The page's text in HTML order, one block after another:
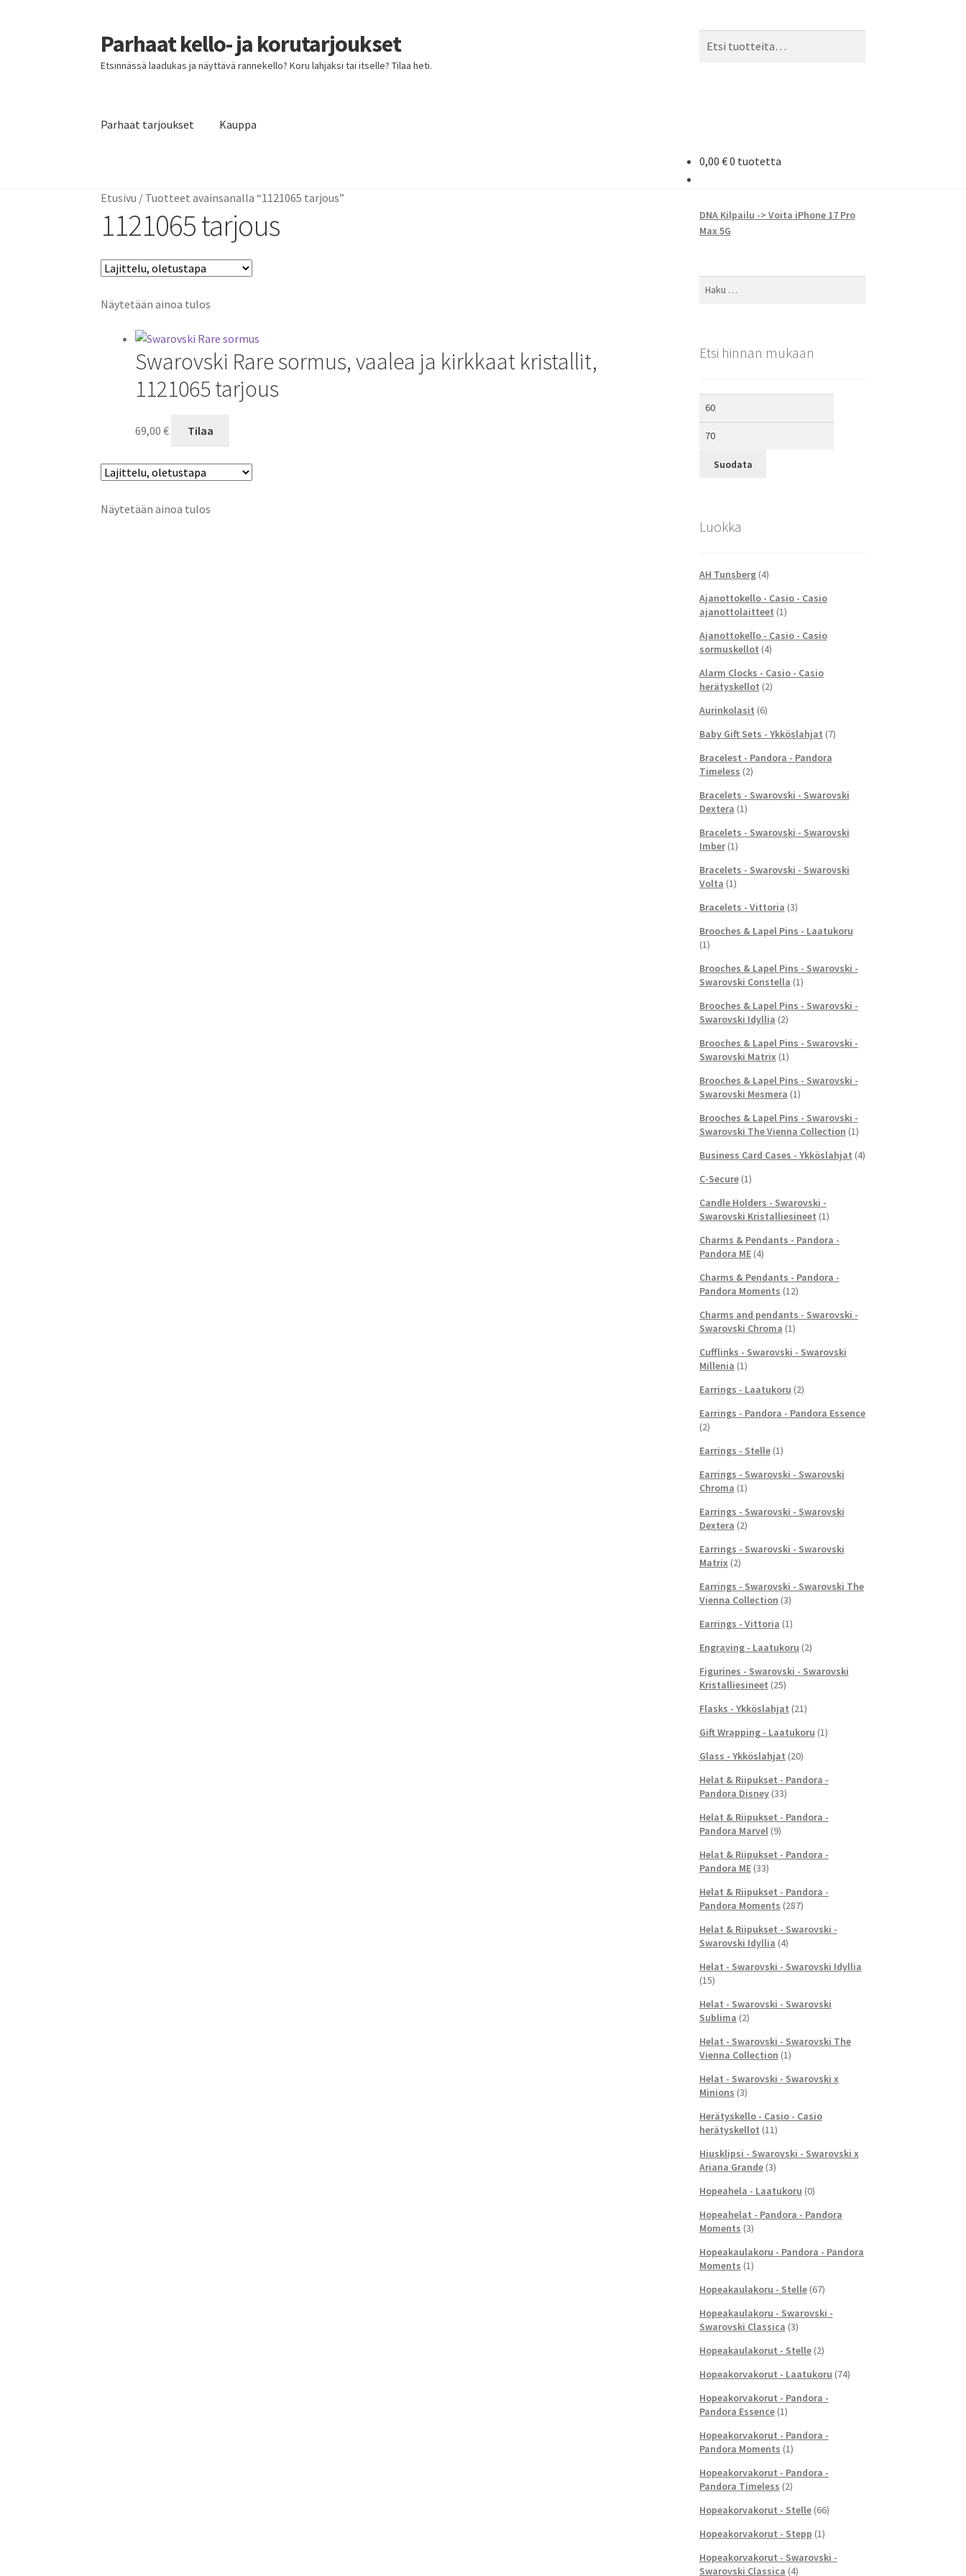
Siirry
navigointiin
Siirry
sisältöön
Parhaat kello- ja korutarjoukset
Etsinnässä laadukas ja näyttävä rannekello? Koru lahjaksi tai itselle? Tilaa heti.
Parhaat tarjoukset Kauppa
0,00 €0 tuotetta
Etusivu / Tuotteet avainsanalla “1121065 tarjous”
1121065 tarjous
Näytetään ainoa tulos
Swarovski Rare sormus, vaalea ja kirkkaat kristallit,
1121065 tarjous
69,00€ Tilaa
Näytetään ainoa tulos
DNA Kilpailu -> Voita iPhone 17 Pro
Max 5G
Haku:
Etsi hinnan mukaan
Suodata
Luokka
AH Tunsberg (4)
Ajanottokello - Casio - Casio
ajanottolaitteet (1)
Ajanottokello - Casio - Casio
sormuskellot (4)
Alarm Clocks - Casio - Casio
herätyskellot (2)
Aurinkolasit (6)
Baby Gift Sets - Ykköslahjat (7)
Bracelest - Pandora - Pandora
Timeless (2)
Bracelets - Swarovski - Swarovski
Dextera (1)
Bracelets - Swarovski - Swarovski
Imber (1)
Bracelets - Swarovski - Swarovski
Volta (1)
Bracelets - Vittoria (3)
Brooches & Lapel Pins - Laatukoru
(1)
Brooches & Lapel Pins - Swarovski -
Swarovski Constella (1)
Brooches & Lapel Pins - Swarovski -
Swarovski Idyllia (2)
Brooches & Lapel Pins - Swarovski -
Swarovski Matrix (1)
Brooches & Lapel Pins - Swarovski -
Swarovski Mesmera (1)
Brooches & Lapel Pins - Swarovski -
Swarovski The Vienna Collection (1)
Business Card Cases - Ykköslahjat (4)
C-Secure (1)
Candle Holders - Swarovski -
Swarovski Kristalliesineet (1)
Charms & Pendants - Pandora -
Pandora ME (4)
Charms & Pendants - Pandora -
Pandora Moments (12)
Charms and pendants - Swarovski -
Swarovski Chroma (1)
Cufflinks - Swarovski - Swarovski
Millenia (1)
Earrings - Laatukoru (2)
Earrings - Pandora - Pandora Essence
(2)
Earrings - Stelle (1)
Earrings - Swarovski - Swarovski
Chroma (1)
Earrings - Swarovski - Swarovski
Dextera (2)
Earrings - Swarovski - Swarovski
Matrix (2)
Earrings - Swarovski - Swarovski The
Vienna Collection (3)
Earrings - Vittoria (1)
Engraving - Laatukoru (2)
Figurines - Swarovski - Swarovski
Kristalliesineet (25)
Flasks - Ykköslahjat (21)
Gift Wrapping - Laatukoru (1)
Glass - Ykköslahjat (20)
Helat & Riipukset - Pandora -
Pandora Disney (33)
Helat & Riipukset - Pandora -
Pandora Marvel (9)
Helat & Riipukset - Pandora -
Pandora ME (33)
Helat & Riipukset - Pandora -
Pandora Moments (287)
Helat & Riipukset - Swarovski -
Swarovski Idyllia (4)
Helat - Swarovski - Swarovski Idyllia
(15)
Helat - Swarovski - Swarovski
Sublima (2)
Helat - Swarovski - Swarovski The
Vienna Collection (1)
Helat - Swarovski - Swarovski x
Minions (3)
Herätyskello - Casio - Casio
herätyskellot (11)
Hiusklipsi - Swarovski - Swarovski x
Ariana Grande (3)
Hopeahela - Laatukoru (0)
Hopeahelat - Pandora - Pandora
Moments (3)
Hopeakaulakoru - Pandora - Pandora
Moments (1)
Hopeakaulakoru - Stelle (67)
Hopeakaulakoru - Swarovski -
Swarovski Classica (3)
Hopeakaulakorut - Stelle (2)
Hopeakorvakorut - Laatukoru (74)
Hopeakorvakorut - Pandora -
Pandora Essence (1)
Hopeakorvakorut - Pandora -
Pandora Moments (1)
Hopeakorvakorut - Pandora -
Pandora Timeless (2)
Hopeakorvakorut - Stelle (66)
Hopeakorvakorut - Stepp (1)
Hopeakorvakorut - Swarovski -
Swarovski Classica (4)